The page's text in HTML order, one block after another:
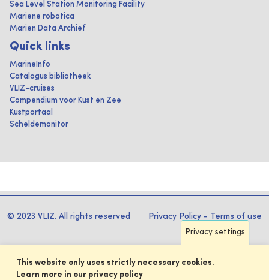
Sea Level Station Monitoring Facility
Mariene robotica
Marien Data Archief
Quick links
MarineInfo
Catalogus bibliotheek
VLIZ-cruises
Compendium voor Kust en Zee
Kustportaal
Scheldemonitor
© 2023 VLIZ. All rights reserved Privacy Policy - Terms of use
Privacy settings
This website only uses strictly necessary cookies.
Learn more in our privacy policy